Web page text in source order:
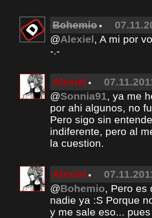
Bohemio
@Alexiel, A mi por
-.-
Alexiel
@Sonnia91, ya me
por ahi algunos, no
Pero sigo sin
indiferente, pero al
la cuestion.
Alexiel
@Bohemio, Pero es
nadie ya :S Porque
y me sale eso...